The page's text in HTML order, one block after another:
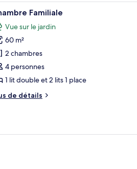
Coffres-forts dans les chambres, bureau
:
Une
10 Familiale
Vue sur le jardin
60 m²
2 chambres
4 personnes
1 lit double et 2 lits 1 place
de détails